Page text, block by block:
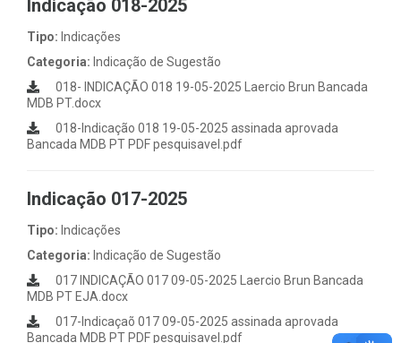
Indicação 018-2025
Tipo: Indicações
Categoria: Indicação de Sugestão
018- INDICAÇÃO 018 19-05-2025 Laercio Brun Bancada
MDB PT.docx
018-Indicação 018 19-05-2025 assinada aprovada
Bancada MDB PT PDF pesquisavel.pdf
Indicação 017-2025
Tipo: Indicações
Categoria: Indicação de Sugestão
017 INDICAÇÃO 017 09-05-2025 Laercio Brun Bancada
MDB PT EJA.docx
017-Indicaçaõ 017 09-05-2025 assinada aprovada
Bancada MDB PT PDF pesquisavel.pdf